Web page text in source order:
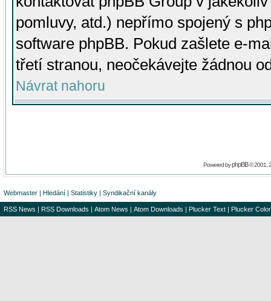
pomluvy, atd.) nepřímo spojený s
software phpBB. Pokud zašlete e-
třetí stranou, neočekávejte žádnou
Návrat nahoru
Powered byphpBB© 2001,
Webmaster | Hledání | Statistiky | Syndikační kanály
RSS News | RSS Downloads | Atom News | Atom Downloads | Plucker Text | Plucker Color